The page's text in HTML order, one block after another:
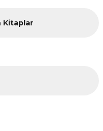
öneri formunu
Kitaplar